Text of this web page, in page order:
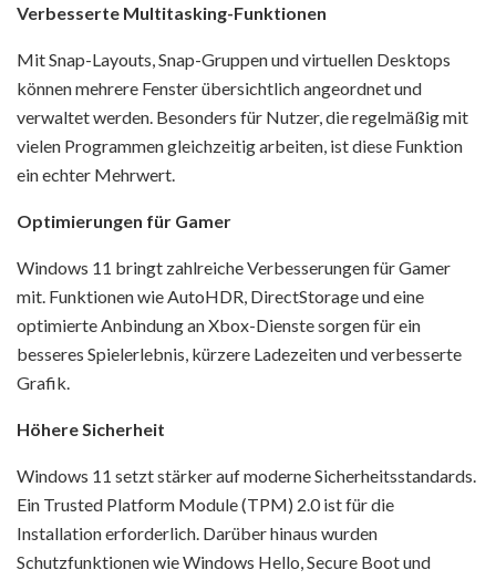
Verbesserte Multitasking-Funktionen
Mit Snap-Layouts, Snap-Gruppen und virtuellen Desktops
können mehrere Fenster übersichtlich angeordnet und
verwaltet werden. Besonders für Nutzer, die regelmäßig mit
vielen Programmen gleichzeitig arbeiten, ist diese Funktion
ein echter Mehrwert.
Optimierungen für Gamer
Windows 11 bringt zahlreiche Verbesserungen für Gamer
mit. Funktionen wie AutoHDR, DirectStorage und eine
optimierte Anbindung an Xbox-Dienste sorgen für ein
besseres Spielerlebnis, kürzere Ladezeiten und verbesserte
Grafik.
Höhere Sicherheit
Windows 11 setzt stärker auf moderne Sicherheitsstandards.
Ein Trusted Platform Module (TPM) 2.0 ist für die
Installation erforderlich. Darüber hinaus wurden
Schutzfunktionen wie Windows Hello, Secure Boot und